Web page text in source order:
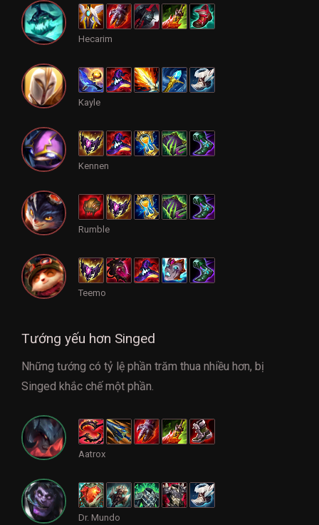
Hecarim
Kayle
Kennen
Rumble
Teemo
Tướng yếu hơn Singed
Những tướng có tỷ lệ phần trăm thua nhiều hơn, bị
Singed khắc chế một phần.
Aatrox
Dr. Mundo